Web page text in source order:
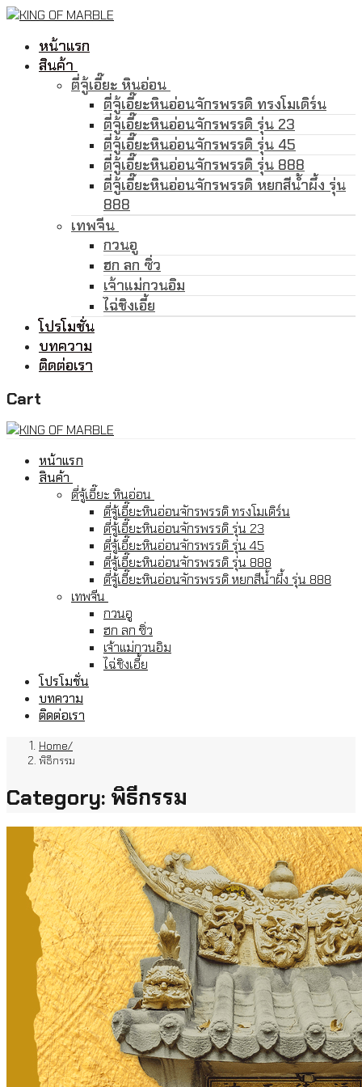
Skip
content
Menu
Close
หน้าแรก
สินค้า
ตี่จู้เอี๊ยะ หินอ่อน
ตี่จู้เอี๊ยะหินอ่อนจักรพรรดิ ทรงโมเดิร์น
ตี่จู้เอี๊ยะหินอ่อนจักรพรรดิ รุ่น 23
ตี่จู้เอี๊ยะหินอ่อนจักรพรรดิ รุ่น 45
ตี่จู้เอี๊ยะหินอ่อนจักรพรรดิ รุ่น 888
ตี่จู้เอี๊ยะหินอ่อนจักรพรรดิ หยกสีน้ำผึ้ง รุ่น
888
เทพจีน
กวนอู
ฮก ลก ซิ่ว
เจ้าแม่กวนอิม
ไฉ่ชิงเอี้ย
โปรโมชั่น
บทความ
ติดต่อเรา
Cart
หน้าแรก
สินค้า
ตี่จู้เอี๊ยะ หินอ่อน
ตี่จู้เอี๊ยะหินอ่อนจักรพรรดิ ทรงโมเดิร์น
ตี่จู้เอี๊ยะหินอ่อนจักรพรรดิ รุ่น 23
ตี่จู้เอี๊ยะหินอ่อนจักรพรรดิ รุ่น 45
ตี่จู้เอี๊ยะหินอ่อนจักรพรรดิ รุ่น 888
ตี่จู้เอี๊ยะหินอ่อนจักรพรรดิ หยกสีน้ำผึ้ง รุ่น 888
เทพจีน
กวนอู
ฮก ลก ซิ่ว
เจ้าแม่กวนอิม
ไฉ่ชิงเอี้ย
โปรโมชั่น
บทความ
ติดต่อเรา
Home
พิธีกรรม
Category: พิธีกรรม